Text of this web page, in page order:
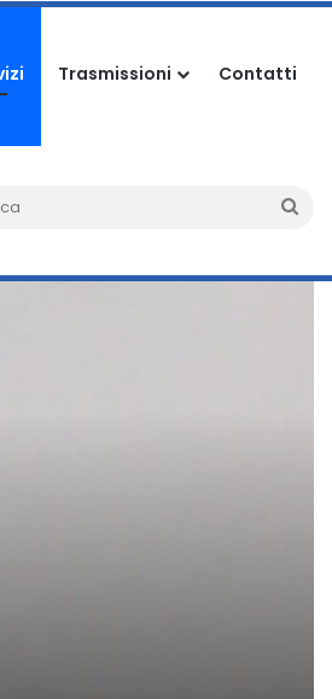
Trasmissioni Contatti
aspetto